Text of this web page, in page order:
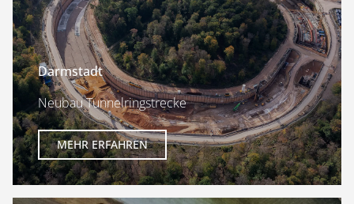
Darmstadt
Neubau Tunnelringstrecke
MEHR ERFAHREN